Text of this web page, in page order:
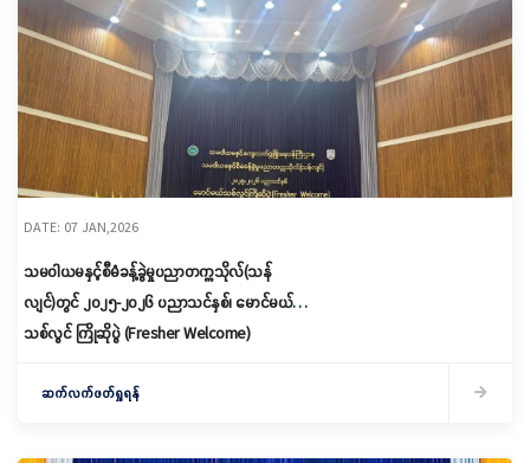
DATE: 07 JAN,2026
သမဝါယမနှင့်စီမံခန့်ခွဲမှုပညာတက္ကသိုလ်(သန်
လျင်)တွင် ၂၀၂၅-၂၀၂၆ ပညာသင်နှစ်၊ မောင်မယ်
သစ်လွင် ကြိုဆိုပွဲ (Fresher Welcome)
ဆက်လက်ဖတ်ရှုရန်